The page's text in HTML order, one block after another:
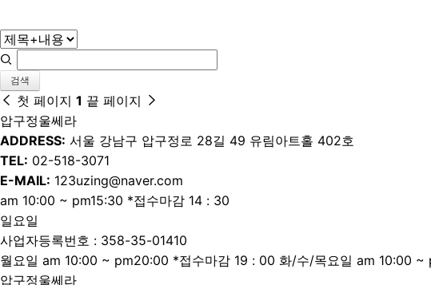
검색
첫 페이지 1 끝 페이지
압구정울쎄라
ADDRESS: 서울 강남구 압구정로 28길 49 유림아트홀 402호
TEL: 02-518-3071
E-MAIL: 123uzing@naver.com
am 10:00 ~ pm15:30 *접수마감 14 : 30
일요일
사업자등록번호 : 358-35-01410
월요일 am 10:00 ~ pm20:00 *접수마감 19 : 00 화/수/목요일 am 10:00
압구정울쎄라